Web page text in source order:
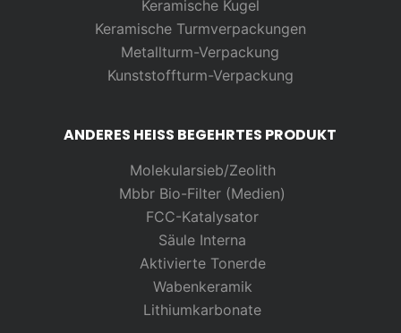
Keramische Kugel
Keramische Turmverpackungen
Metallturm-Verpackung
Kunststoffturm-Verpackung
ANDERES HEISS BEGEHRTES PRODUKT
Molekularsieb/Zeolith
Mbbr Bio-Filter (Medien)
FCC-Katalysator
Säule Interna
Aktivierte Tonerde
Wabenkeramik
Lithiumkarbonate